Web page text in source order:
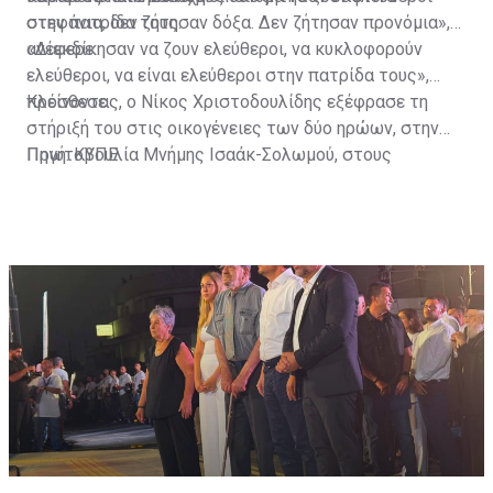
στην πατρίδα τους.
στεφάνια, δεν ζήτησαν δόξα. Δεν ζήτησαν προνόμια»,
ανέφερε.
«Διεκδίκησαν να ζουν ελεύθεροι, να κυκλοφορούν
ελεύθεροι, να είναι ελεύθεροι στην πατρίδα τους»,
πρόσθεσε.
Κλείνοντας, ο Νίκος Χριστοδουλίδης εξέφρασε τη
στήριξή του στις οικογένειες των δύο ηρώων, στην
Πρωτοβουλία Μνήμης Ισαάκ-Σολωμού, στους
Πηγή: ΚΥΠΕ